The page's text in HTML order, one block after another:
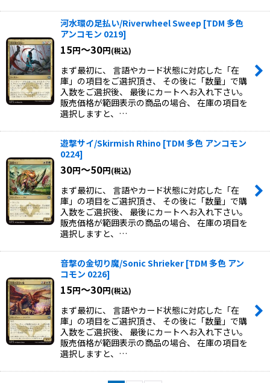
河水環の足払い/Riverwheel Sweep [TDM 多色
アンコモン 0219]
15円～30円(税込)
まず最初に、 言語やカード状態に対応した「在
庫」の項目をご選択頂き、 その後に「数量」で購
入数をご選択後、 最後にカートへお入れ下さい。
販売価格が範囲表示の商品の場合、 在庫の項目を
選択しますと、…
遊撃サイ/Skirmish Rhino [TDM 多色 アンコモン
0224]
30円～50円(税込)
まず最初に、 言語やカード状態に対応した「在
庫」の項目をご選択頂き、 その後に「数量」で購
入数をご選択後、 最後にカートへお入れ下さい。
販売価格が範囲表示の商品の場合、 在庫の項目を
選択しますと、…
音撃の金切り魔/Sonic Shrieker [TDM 多色 アン
コモン 0226]
15円～30円(税込)
まず最初に、 言語やカード状態に対応した「在
庫」の項目をご選択頂き、 その後に「数量」で購
入数をご選択後、 最後にカートへお入れ下さい。
販売価格が範囲表示の商品の場合、 在庫の項目を
選択しますと、…